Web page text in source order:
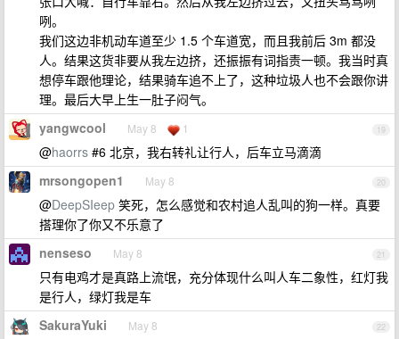
咧。
我们这边非机动车道至少 1.5 个车道宽，而且我前后 3m 都没
人。结果这货非要从我左边挤，还振振有词指责一顿。我当时真
想停车跟他理论，结果骑车追不上了，这种垃圾人也不会跟你讲
理。最后大早上生一肚子闷气。
19
yangwcool May 8 1
@haorrs #6 北京，我右转礼让行人，后车立马滴滴
20
mrsongopen1 May 8
@DeepSIeep 笑死，怎么感觉和农村追人乱叫的狗一样。真要
搭理你了你又不乐意了
21
nenseso May 8
只有电鸡才是真路上流氓，充分体现什么叫人车二象性，红灯我
是行人，绿灯我是车
22
SakuraYuki May 8